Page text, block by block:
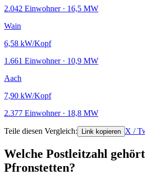
2.042 Einwohner · 16,5 MW
Wain
6,58 kW/Kopf
1.661 Einwohner · 10,9 MW
Aach
7,90 kW/Kopf
2.377 Einwohner · 18,8 MW
Teile diesen Vergleich: Link kopieren X /
Welche Postleitzahl
Pfronstetten?